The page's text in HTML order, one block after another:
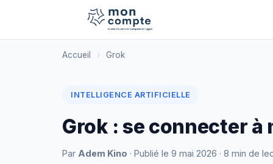
Accueil › Grok
INTELLIGENCE ARTIFICIELLE
Grok : se connecter à
Par Adem Kino · Publié le 9 mai 2026 · 8 min de